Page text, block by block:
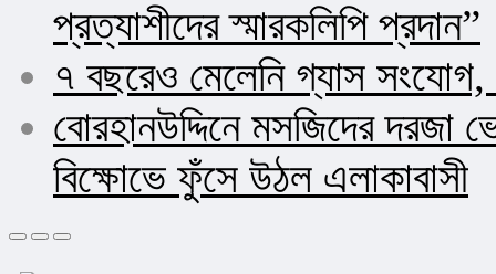
প্রত্যাশীদের স্মারকলিপি প্রদান”
৭ বছরেও মেলেনি গ্যাস
বোরহানউদ্দিনে মসজিদের দরজা
বিক্ষোভে ফুঁসে উঠল এলাকাবাসী